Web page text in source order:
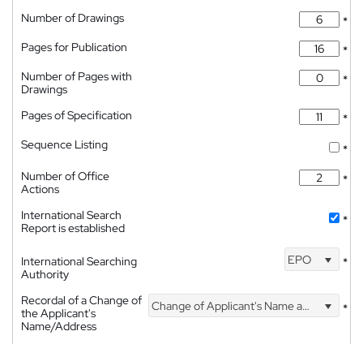
Number of Drawings
*
Pages for Publication
*
Number of Pages with
Drawings
*
Pages of Specification
*
Sequence Listing
*
Number of Office
Actions
*
International Search
Report is established
*
International Searching
Authority
EPO *
Recordal of a Change of
the Applicant's
Name/Address
Change of Applicant's Name and Address *